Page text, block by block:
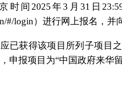
时间2025年3月31日
#/login）进行网上报名，
已获得该项目所列子项目
申报项目为“中国政府来华